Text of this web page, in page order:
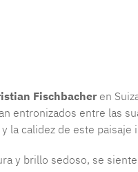
Fischbacher en
entronizados entre las
la calidez de este paisaje
y brillo sedoso, se